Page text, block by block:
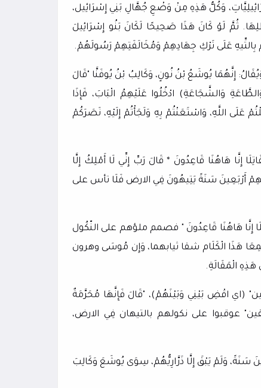
وَكُلُّ هَذِهِ مِنْ وَضْعِ جُهَّالِ بَنِي إِسْرَائِيل،
ثُمَّ لَوْ كَانَ هَذَا صَحِيحًا لَكَانَ بَنُو إِسْرَائِيلَ
بِالتِّيهِ عَلَى تَرْكِ جِهَادِهِمْ وَمُخَالَفَتِهِمْ رَسُولَهُمْ.
إِنَّهُمَا يُوشَعُ بْنُ نُونٍ، وَكَالِبُ بْنُ يُوفَنَّا "قَالَ
وَالشَّجَاعَةِ) ادْخُلُوا عَلَيْهِمُ الْبَابَ، فَإِذَا
عَلَى اللَّهِ، وَاسْتَعَنْتُمْ بِهِ وَلَجَأْتُمْ إِلَيْهِ، نَصَرَكُمْ
إِنَّا هَاهُنَا قَاعِدُونَ * قَالَ رَبِّ إِنِّي لَا أَمْلِكُ إِلَّا
أَرْبَعِينَ سَنَةً يَتِيهُونَ فِي الارض فَلَا تأس على
إِنَّا هَاهُنَا قَاعِدُونَ " فصمم ملؤهم على النّكُول
هَذَا الْكَلَام شقا ثيابهما، وَإِن مُوسَى وهرون
الْمَقَالَةِ.
(اي اقْضِ بَيْنِي وَبَيْنَهُمْ)، "قَالَ فَإِنَّهَا مُحَرَّمَةٌ
عوقبوا على نكولهم بالتيهان فِي الارض،
سَنَةً، وَلَمْ يَبْقَ إِلَّا ذَرَّارِيُّهُمْ، سِوَى يُوشَعَ وَكَالِبَ